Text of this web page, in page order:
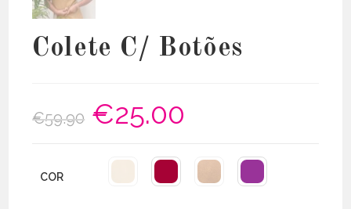
Colete C/ Botões
€59.90
O
preço
original
€25.00
COR